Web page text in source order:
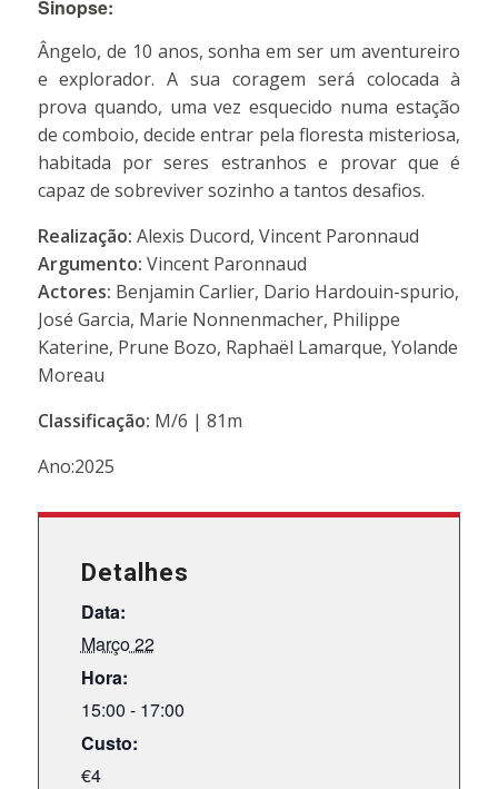
Sinopse:
Ângelo, de 10 anos, sonha em ser um aventureiro
e explorador. A sua coragem será colocada à
prova quando, uma vez esquecido numa estação
de comboio, decide entrar pela floresta misteriosa,
habitada por seres estranhos e provar que é
capaz de sobreviver sozinho a tantos desafios.
Realização: Alexis Ducord, Vincent Paronnaud
Argumento: Vincent Paronnaud
Actores: Benjamin Carlier, Dario Hardouin-spurio,
José Garcia, Marie Nonnenmacher, Philippe
Katerine, Prune Bozo, Raphaël Lamarque, Yolande
Moreau
Classificação: M/6 | 81m
Ano:2025
Detalhes
Data:
Março 22
Hora:
15:00 - 17:00
Custo:
€4